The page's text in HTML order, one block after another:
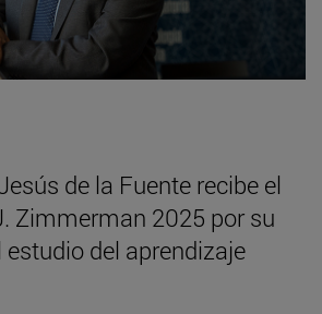
de la Fuente recibe el
Zimmerman 2025 por su
del aprendizaje